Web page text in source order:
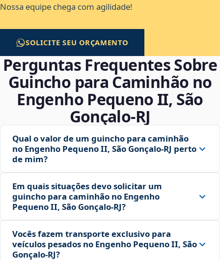
Nossa equipe chega com agilidade!
SOLICITE SEU ORÇAMENTO
Perguntas Frequentes Sobre
Guincho para Caminhão no
Engenho Pequeno II, São
Gonçalo‑RJ
Qual o valor de um guincho para caminhão
no Engenho Pequeno II, São Gonçalo‑RJ perto
de mim?
Em quais situações devo solicitar um
guincho para caminhão no Engenho
Pequeno II, São Gonçalo‑RJ?
Vocês fazem transporte exclusivo para
veículos pesados no Engenho Pequeno II, São
Gonçalo‑RJ?